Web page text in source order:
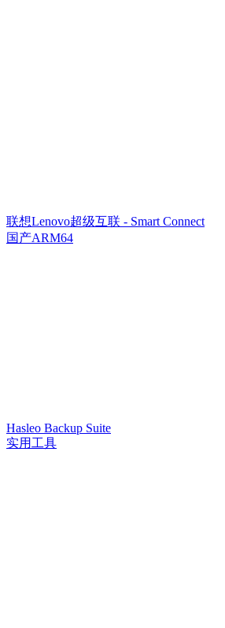
联想Lenovo超级互联 - Smart Connect
国产ARM64
Hasleo Backup Suite
实用工具